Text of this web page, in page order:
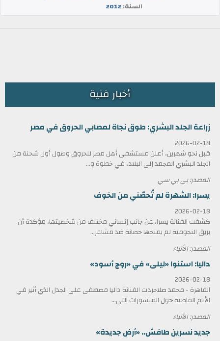
السنة:2012
أخبار فنية
زراعة الجلد البشري: طوق نجاة لمصابي الحروق في مصر
2026-02-18
قبل نحو شهرين، أعلن مستشفى أهل مصر للحروق وصول أول شحنة من
الجلد البشري المجمد إلى البلاد، في خطوة و...
المصدر: بي بي سي
يسرا: الشهرة لم تُحصّني من الخوف
2026-02-18
كشفت الفنانة يسرا، عن جانب إنساني مختلف من شخصيتها، مؤكدة أن
بريق النجومية لم يمنحها حصانة ضد مشاعر...
المصدر: الأنباء
داليا: استنوا «ليلى» في «روج أسود»
2026-02-18
القاهرة - محمد صلاحردت الفنانة داليا مصطفى على الجدل الذي أثير في
الأيام الماضية حول المنشورات التي...
المصدر: الأنباء
جديد نسرين طافش.. «أرض جديدة»